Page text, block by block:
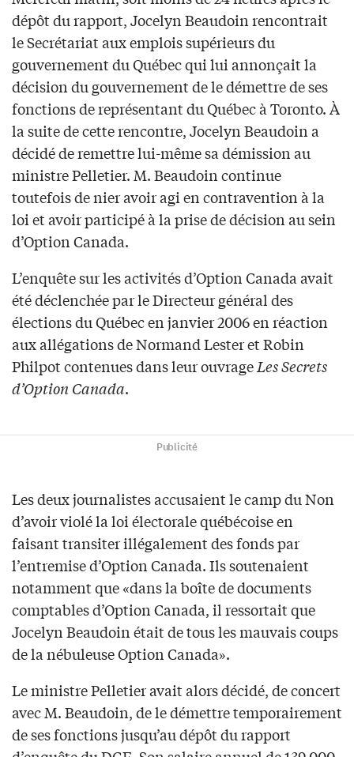
dépôt du rapport, Jocelyn Beaudoin rencontrait
le Secrétariat aux emplois supérieurs du
gouvernement du Québec qui lui annonçait la
décision du gouvernement de le démettre de ses
fonctions de représentant du Québec à Toronto. À
la suite de cette rencontre, Jocelyn Beaudoin a
décidé de remettre lui-même sa démission au
ministre Pelletier. M. Beaudoin continue
toutefois de nier avoir agi en contravention à la
loi et avoir participé à la prise de décision au sein
d’Option Canada.
L’enquête sur les activités d’Option Canada avait
été déclenchée par le Directeur général des
élections du Québec en janvier 2006 en réaction
aux allégations de Normand Lester et Robin
Philpot contenues dans leur ouvrageLes Secrets
d’Option Canada.
Publicité
Les deux journalistes accusaient le camp du Non
d’avoir violé la loi électorale québécoise en
faisant transiter illégalement des fonds par
l’entremise d’Option Canada. Ils soutenaient
notamment que «dans la boîte de documents
comptables d’Option Canada, il ressortait que
Jocelyn Beaudoin était de tous les mauvais coups
de la nébuleuse Option Canada».
Le ministre Pelletier avait alors décidé, de concert
avec M. Beaudoin, de le démettre temporairement
de ses fonctions jusqu’au dépôt du rapport